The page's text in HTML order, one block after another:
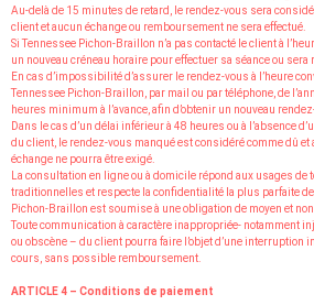
Au-delà de 15 minutes de retard, le rendez-vous sera
client et aucun échange ou remboursement ne sera effectué.
Si Tennessee Pichon-Braillon n’a pas contacté le client à
un nouveau créneau horaire pour effectuer sa séance ou sera
En cas d’impossibilité d’assurer le rendez-vous à l’heure
Tennessee Pichon-Braillon, par mail ou par téléphone, de
heures minimum à l’avance, afin d’obtenir un nouveau
Dans le cas d’un délai inférieur à 48 heures ou à l’absence
du client, le rendez-vous manqué est considéré comme dû
échange ne pourra être exigé.
La consultation en ligne ou à domicile répond aux usages de
traditionnelles et respecte la confidentialité la plus parfaite
Pichon-Braillon est soumise à une obligation de moyen et
Toute communication à caractère inappropriée- notamment
ou obscène – du client pourra faire l’objet d’une interruption
cours, sans possible remboursement.
ARTICLE 4 – Conditions de paiement